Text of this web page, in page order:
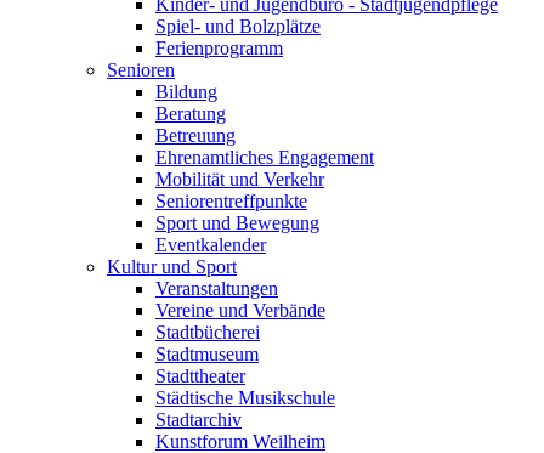
Spiel- und Bolzplätze
Ferienprogramm
Senioren
Bildung
Beratung
Betreuung
Ehrenamtliches Engagement
Mobilität und Verkehr
Seniorentreffpunkte
Sport und Bewegung
Eventkalender
Kultur und Sport
Veranstaltungen
Vereine und Verbände
Stadtbücherei
Stadtmuseum
Stadttheater
Städtische Musikschule
Stadtarchiv
Kunstforum Weilheim